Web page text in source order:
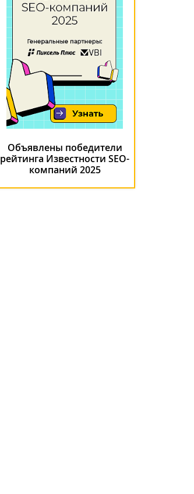
Объявлены победители
рейтинга Известности SEO-
компаний 2025